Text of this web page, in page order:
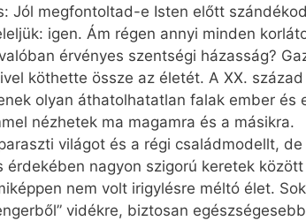
Jól megfontoltad-e Isten előtt
igen. Ám régen annyi minden
érvényes szentségi házasság?
köthette össze az életét. A XX.
olyan áthatolhatatlan falak ember és
nézhetek ma magamra és a másikra.
világot és a régi családmodellt,
nagyon szigorú keretek
nem volt irigylésre méltó élet.
vidékre, biztosan